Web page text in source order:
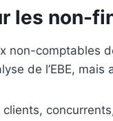
les non-
non-comptables
de l’EBE,